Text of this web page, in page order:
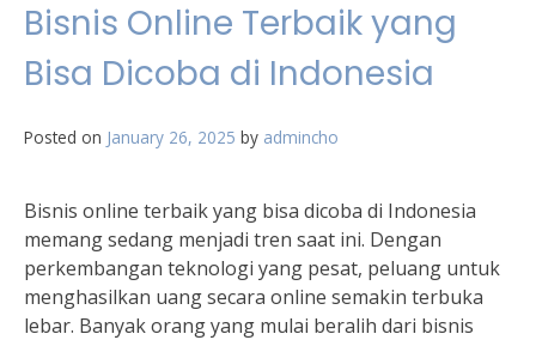
Bisnis Online Terbaik yang
Bisa Dicoba di Indonesia
Posted on January 26, 2025 by admincho
Bisnis online terbaik yang bisa dicoba di Indonesia
memang sedang menjadi tren saat ini. Dengan
perkembangan teknologi yang pesat, peluang untuk
menghasilkan uang secara online semakin terbuka
lebar. Banyak orang yang mulai beralih dari bisnis